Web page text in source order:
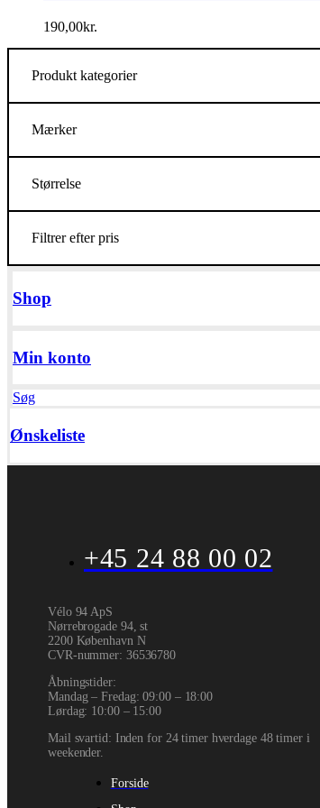
190,00kr.
Produkt kategorier
Mærker
Størrelse
Filtrer efter pris
Shop
Min konto
Søg
Ønskeliste
+45 24 88 00 02
Vélo 94 ApS
Nørrebrogade 94, st
2200 København N
CVR-nummer: 36536780
Åbningstider:
Mandag – Fredag: 09:00 – 18:00
Lørdag: 10:00 – 15:00
Mail svartid: Inden for 24 timer hverdage 48 timer i
weekender.
Forside